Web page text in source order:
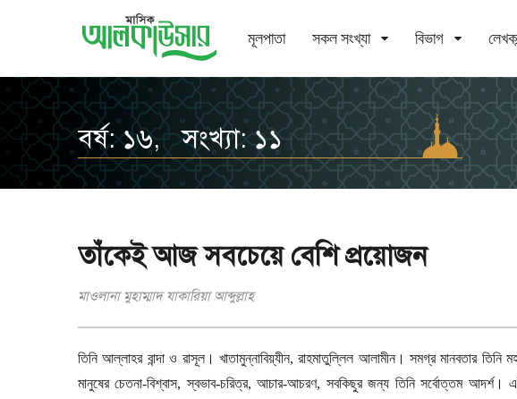
মূলপাতা সকল সংখ্যা বিভাগ
বর্ষ: ১৬, সংখ্যা: ১১
তাঁকেই আজ সবচেয়ে বেশি প্রয়োজন
মাওলানা মুহাম্মাদ যাকারিয়া আব্দুল্লাহ
তিনি আল্লাহর বান্দা ও রাসূল। খাতামুন্নাবিয়্যীন,রাহমাতুল্লিল আলামীন। সমগ্র মানবতার তিনি
মানুষের চেতনা-বিশ্বাস,স্বভাব-চরিত্র,আচার-আচরণ, সবকিছুর জন্য তিনি সর্বোত্তম আদর্শ।